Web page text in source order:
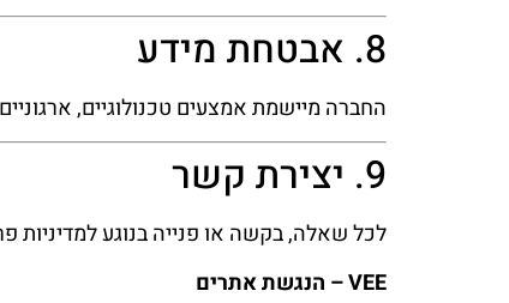
8. אבטחת מידע
החברה מיישמת אמצעים טכנולוגיים,
9. יצירת קשר
לכל שאלה, בקשה או פנייה בנוגע למדיניות
VEE – הנגשת אתרים